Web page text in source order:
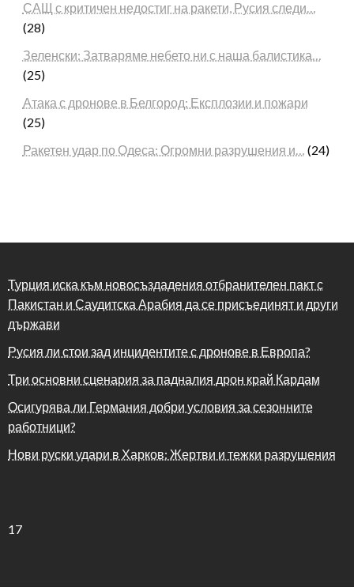
САЩ с критичен недостиг на ракети, Русия следи…
(28)
Зеленски: Затваряме небето ни с наша балистика…
(25)
Атака с дронове в Белгород: Експлозии и пожари
(25)
Ракетен удар по Одеса: Огромни разрушения и… (24)
Турция иска към новосъздадения отбранителен пакт с
Пакистан и Саудитска Арабия да се присъединят и други
държави
Русия ли стои зад инцидентите с дронове в Европа?
Три основни сценария за падналия дрон край Кардам
Осигурява ли Германия добри условия за сезонните
работници?
Нови руски удари в Харков: Жертви и тежки разрушения
17